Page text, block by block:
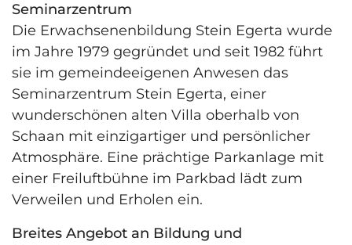
Seminarzentrum
Die Erwachsenenbildung Stein Egerta wurde
im Jahre 1979 gegründet und seit 1982 führt
sie im gemeindeeigenen Anwesen das
Seminarzentrum Stein Egerta, einer
wunderschönen alten Villa oberhalb von
Schaan mit einzigartiger und persönlicher
Atmosphäre. Eine prächtige Parkanlage mit
einer Freiluftbühne im Parkbad lädt zum
Verweilen und Erholen ein.
Breites Angebot an Bildung und